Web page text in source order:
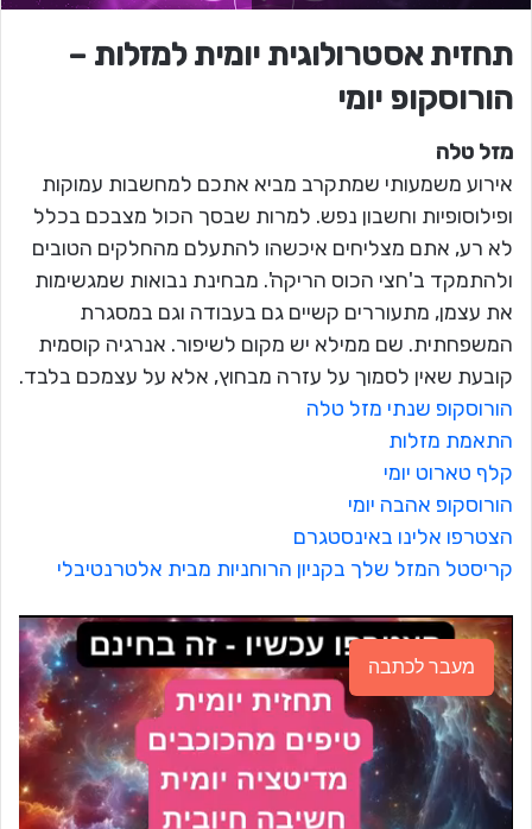
תחזית אסטרולוגית יומית למזלות –
הורוסקופ יומי
מזל טלה
אירוע משמעותי שמתקרב מביא אתכם למחשבות עמוקות
ופילוסופיות וחשבון נפש. למרות שבסך הכול מצבכם בכלל
לא רע, אתם מצליחים איכשהו להתעלם מהחלקים הטובים
ולהתמקד ב'חצי הכוס הריקה'. מבחינת נבואות שמגשימות
את עצמן, מתעוררים קשיים גם בעבודה וגם במסגרת
המשפחתית. שם ממילא יש מקום לשיפור. אנרגיה קוסמית
קובעת שאין לסמוך על עזרה מבחוץ, אלא על עצמכם בלבד.
הורוסקופ שנתי מזל טלה
התאמת מזלות
קלף טארוט יומי
הורוסקופ אהבה יומי
הצטרפו אלינו באינסטגרם
קריסטל המזל שלך בקניון הרוחניות מבית אלטרנטיבלי
מעבר לכתבה